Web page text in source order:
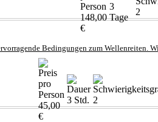
148,00
€
3
Tage
2
Bedingungen zum Wellenreiten. Wir
45,00
€
3 Std. 2